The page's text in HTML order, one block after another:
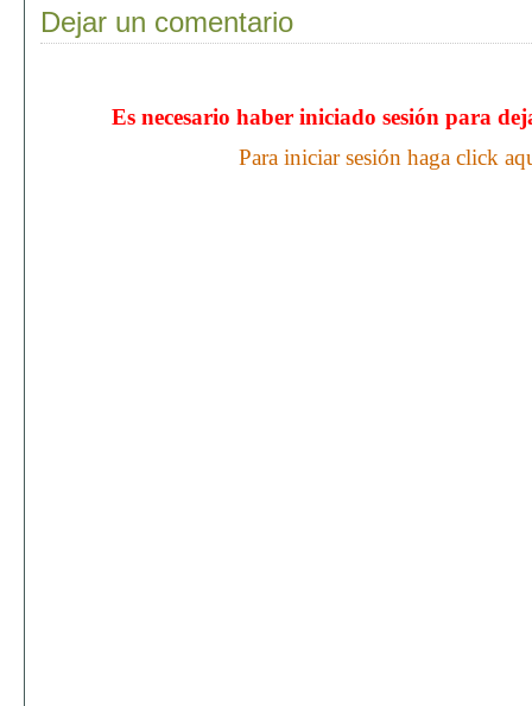
Dejar un comentario
Es necesario haber iniciado sesión para
Para iniciar sesión haga click